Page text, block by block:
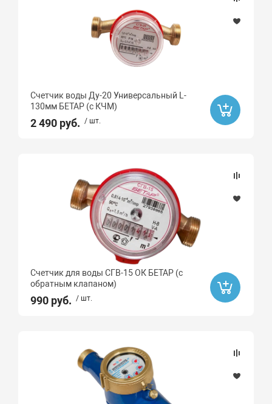
Счетчик воды Ду-20 Универсальный L-
130мм БЕТАР (с КЧМ)
2 490 руб. / шт.
Счетчик для воды СГВ-15 ОК БЕТАР (с
обратным клапаном)
990 руб. / шт.